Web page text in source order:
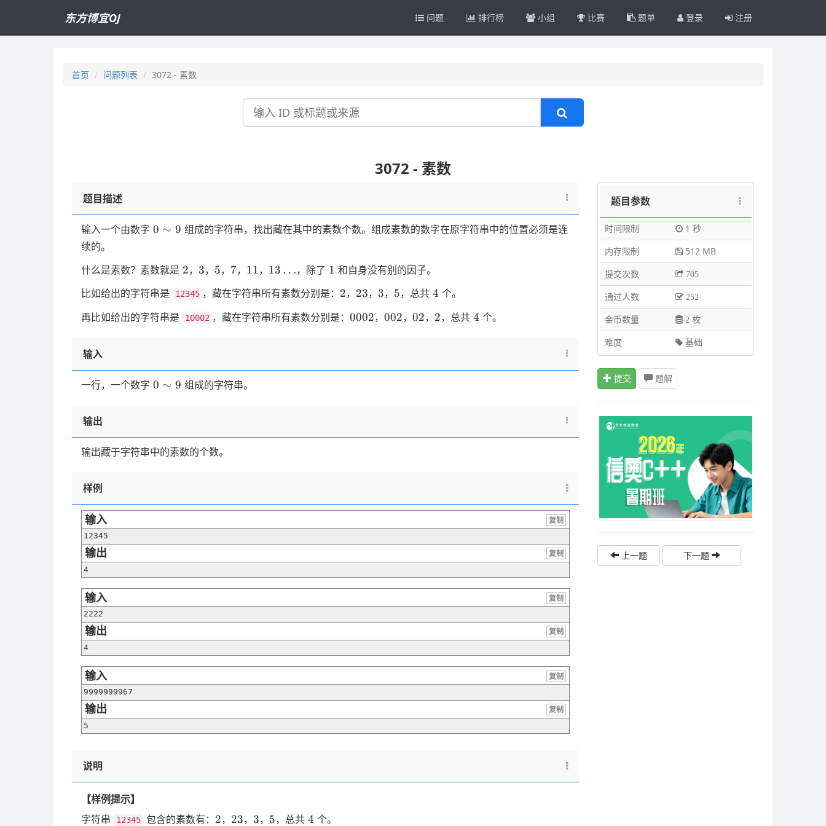
东方博宜OJ 问题 排行榜 小组 比赛 题单 登录 注册
首页 问题列表 3072 - 素数
搜
3072 - 素数
题目描述
输入一个由数字 0
0 ∼ 9 组成的字符串，找出藏在其中的素数个数。组成素数的数字在原字符串中的位置必须是连
续的。
什么是素数？素数就是 2
2， 3
3， 5
5， 7
7， 11
11 ， 13
13 …，除了 1
1 和自身没有别的因子。
比如给出的字符串是
12345 ，藏在字符串所有素数分别是： 2
2， 23
23， 3
3， 5
5，总共 4
4 个。
再比如给出的字符串是
10002 ，藏在字符串所有素数分别是： 0002
0002， 002
002， 02
02， 2
2，总共 4
4 个。
输入
一行，一个数字 0
0 ∼ 9 组成的字符串。
输出
输出藏于字符串中的素数的个数。
样例
输入
复制
12345
输出
复制
4
输入
复制
2222
输出
复制
4
输入
复制
9999999967
输出
复制
5
说明
【样例提示】
字符串
12345 包含的素数有： 2
2， 23
23， 3
3， 5
5，总共 4
4 个。
题目参数
时间限制
1 秒
内存限制
512 MB
提交次数
705
通过人数 252
金币数量 2 枚
难度 基础
提交 题解
上一题 下一题